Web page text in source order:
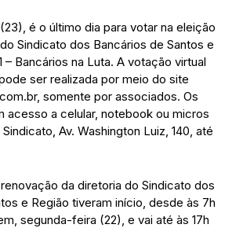
é o último dia para votar na eleição
Sindicato dos Bancários de Santos e
– Bancários na Luta. A votação virtual
ser realizada por meio do site
somente por associados. Os
acesso a celular, notebook ou micros
Av. Washington Luiz, 140, até
da diretoria do Sindicato dos
e Região tiveram início, desde às 7h
segunda-feira (22), e vai até às 17h